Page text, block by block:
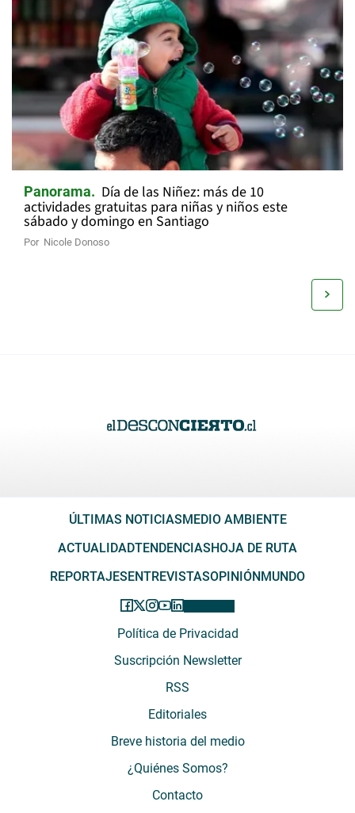
Panorama Día de las Niñez: más de 10
actividades gratuitas para niñas y niños este
sábado y domingo en Santiago
Por Nicole Donoso
ÚLTIMAS NOTICIASMEDIO AMBIENTE
ACTUALIDADTENDENCIASHOJA DE RUTA
REPORTAJESENTREVISTASOPINIÓNMUNDO
Política de Privacidad
Suscripción Newsletter
RSS
Editoriales
Breve historia del medio
¿Quiénes Somos?
Contacto